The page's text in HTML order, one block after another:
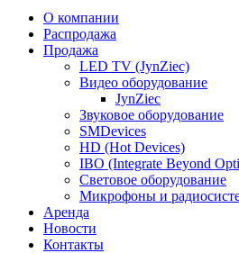
О компании
Распродажа
Продажа
LED TV (JynZiec)
Видео оборудование
JynZiec
Звуковое оборудование
SMDevices
HD (Hot Devices)
IBO (Integrate Beyond
Световое оборудование
Микрофоны и
Аренда
Новости
Контакты